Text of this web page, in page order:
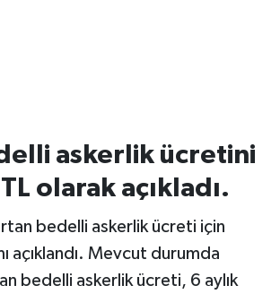
askerlik ücretini
olarak açıkladı.
bedelli askerlik ücreti için
açıklandı. Mevcut durumda
bedelli askerlik ücreti, 6 aylık